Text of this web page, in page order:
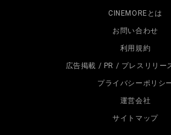
CINEMOREとは
お問い合わせ
利用規約
広告掲載 / PR / プレスリリー
プライバシーポリシ
運営会社
サイトマップ